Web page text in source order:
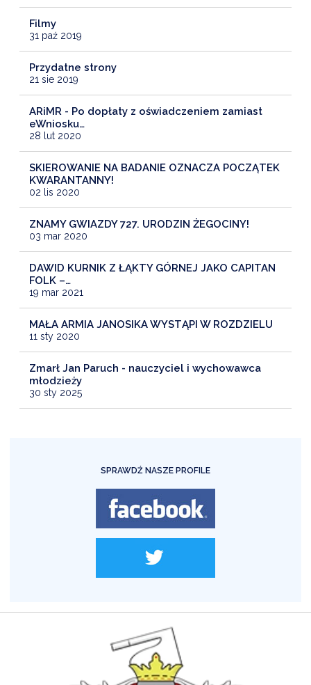
Filmy
31 paź 2019
Przydatne strony
21 sie 2019
ARiMR - Po dopłaty z oświadczeniem zamiast
eWniosku…
28 lut 2020
SKIEROWANIE NA BADANIE OZNACZA POCZĄTEK
KWARANTANNY!
02 lis 2020
ZNAMY GWIAZDY 727. URODZIN ŻEGOCINY!
03 mar 2020
DAWID KURNIK Z ŁĄKTY GÓRNEJ JAKO CAPITAN
FOLK –…
19 mar 2021
MAŁA ARMIA JANOSIKA WYSTĄPI W ROZDZIELU
11 sty 2020
Zmarł Jan Paruch - nauczyciel i wychowawca
młodzieży
30 sty 2025
SPRAWDŹ NASZE PROFILE